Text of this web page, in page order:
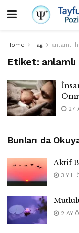
Home Tag anlamlı
Etiket:
27
Bunları da
Aktif
3 YIL
2 AY